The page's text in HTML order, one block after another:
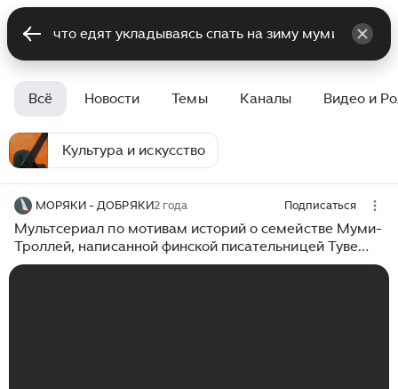
Всё Новости Темы Каналы Видео и
Культура и искусство
МОРЯКИ - ДОБРЯКИ2 года Подписаться
Мультсериал по мотивам историй о семействе Муми-
Троллей, написанной финской писательницей Туве
Янссон.